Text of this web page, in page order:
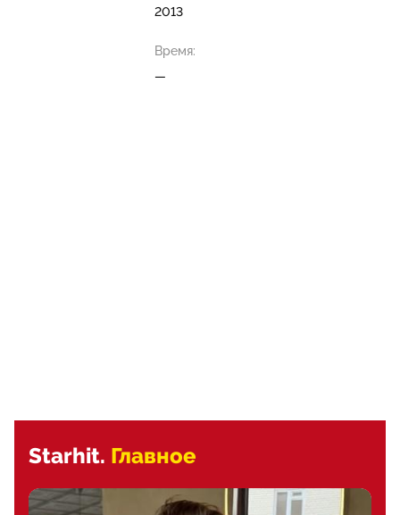
2013
Время:
—
Starhit. Главное